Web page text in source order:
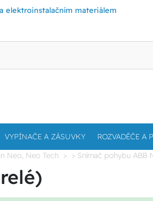
elektroinstalačním materiálem
VYPÍNAČE A ZÁSUVKY ROZVADĚČE A
Neo, Neo Tech > Snímač pohybu ABB